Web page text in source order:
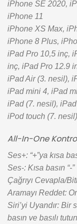
iPhone SE 2020,
iPhone 11
iPhone XS Max,
iPhone 8 Plus,
iPad Pro 10,5 inç,
inç, iPad Pro 12.9
iPad Air (3. nesil),
iPad mini 4, iPad
iPad (7. nesil),
iPod touch (7.
All-In-One
Ses+: “+”ya kısa
Ses-: Kısa basın “-”
Çağrıyı Cevapla/
Aramayı Reddet:
Siri’yi Uyandır: Bir
basın ve basılı